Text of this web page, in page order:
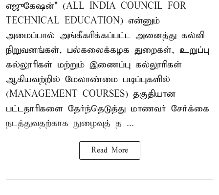
எஜுகேஷன்" (ALL INDIA COUNCIL FOR
TECHNICAL EDUCATION) என்னும்
அமைப்பால் அங்கீகரிக்கப்பட்ட அனைத்து கல்வி
நிறுவனங்கள், பல்கலைக்கழக துறைகள், உறுப்பு
கல்லூரிகள் மற்றும் இணைப்பு கல்லூரிகள்
ஆகியவற்றில் மேலாண்மை படிப்புகளில்
(MANAGEMENT COURSES) தகுதியான
பட்டதாரிகளை தேர்ந்தெடுத்து மாணவர் சேர்க்கை
நடத்துவதற்காக நுழைவுத் த ...
Read More